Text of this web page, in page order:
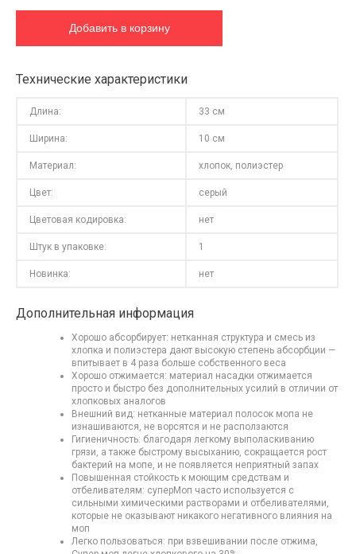
Технические характеристики
Длина: 33 см
Ширина: 10 см
Материал: хлопок, полиэстер
Цвет: серый
Цветовая кодировка: нет
Штук в упаковке: 1
Новинка: нет
Дополнительная информация
Хорошо абсорбирует: нетканная структура и смесь из
хлопка и полиэстера дают высокую степень абсорбции —
впитывает в 4 раза больше собственного веса
Хорошо отжимается: материал насадки отжимается
просто и быстро без дополнительных усилий в отличии от
хлопковых аналогов
Внешний вид: нетканные материал полосок мопа не
изнашиваются, не ворсятся и не расползаются
Гигиеничность: благодаря легкому выполаскиванию
грязи, а также быстрому высыханию, сокращается рост
бактерий на мопе, и не появляется неприятный запах
Повышенная стойкость к моющим средствам и
отбеливателям: суперМоп часто используется с
сильными химическими растворами и отбеливателями,
которые не оказывают никакого негативного влияния на
моп
Легко пользоваться: при взвешивании после отжима,